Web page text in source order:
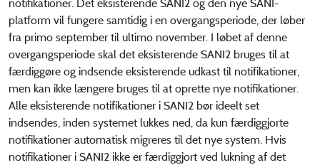
notifikationer. Det eksisterende SANI2 og den nye SANI-
platform vil fungere samtidig i en overgangsperiode, der løber
fra primo september til ultimo november. I løbet af denne
overgangsperiode skal det eksisterende SANI2 bruges til at
færdiggøre og indsende eksisterende udkast til notifikationer,
men kan ikke længere bruges til at oprette nye notifikationer.
Alle eksisterende notifikationer i SANI2 bør ideelt set
indsendes, inden systemet lukkes ned, da kun færdiggjorte
notifikationer automatisk migreres til det nye system. Hvis
notifikationer i SANI2 ikke er færdiggjort ved lukning af det